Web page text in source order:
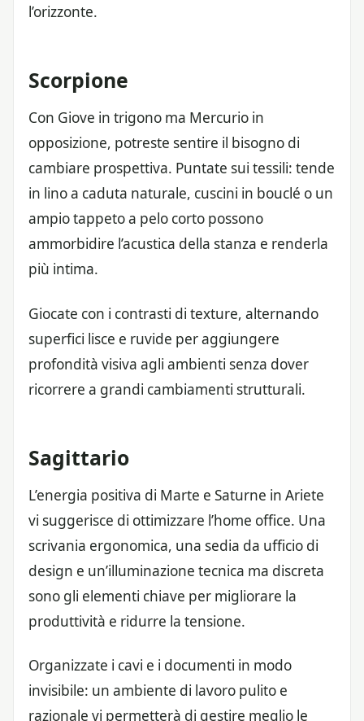
l’orizzonte.
Scorpione
Con Giove in trigono ma Mercurio in
opposizione, potreste sentire il bisogno di
cambiare prospettiva. Puntate sui tessili: tende
in lino a caduta naturale, cuscini in bouclé o un
ampio tappeto a pelo corto possono
ammorbidire l’acustica della stanza e renderla
più intima.
Giocate con i contrasti di texture, alternando
superfici lisce e ruvide per aggiungere
profondità visiva agli ambienti senza dover
ricorrere a grandi cambiamenti strutturali.
Sagittario
L’energia positiva di Marte e Saturne in Ariete
vi suggerisce di ottimizzare l’home office. Una
scrivania ergonomica, una sedia da ufficio di
design e un’illuminazione tecnica ma discreta
sono gli elementi chiave per migliorare la
produttività e ridurre la tensione.
Organizzate i cavi e i documenti in modo
invisibile: un ambiente di lavoro pulito e
razionale vi permetterà di gestire meglio le